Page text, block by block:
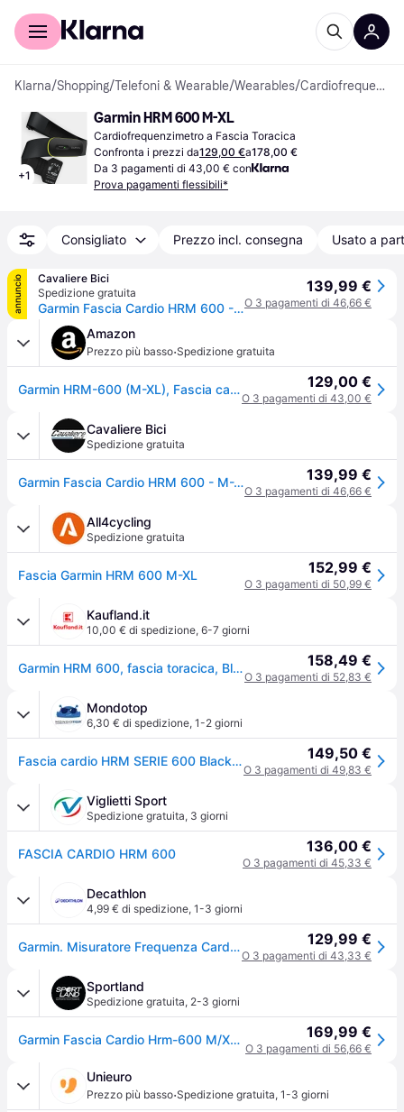
Per il tuo shopping
Klarna/Shopping/Telefoni & Wearable/Wearables/ Cardiofrequenzimetri a Fascia Toracica
+1
Garmin HRM 600 M-XL
Cardiofrequenzimetro a Fascia Toracica
Confronta i prezzi da129,00 €a178,00 €
Da 3 pagamenti di 43,00 € con
Prova pagamenti flessibili*
Consigliato Prezzo incl. consegna Usato a
annuncio
Cavaliere Bici
Spedizione gratuita
Garmin Fascia Cardio HRM 600 - M-XL
139,99 €
O 3 pagamenti di 46,66 €
Amazon
Prezzo più basso·Spedizione gratuita
Garmin HRM-600 (M-XL), Fascia cardio, Bluetooth e ANT+, Multisport, Nuoto, Dinamiche di corsa, HRV, Batteria ricaricabile, Autonomia fino a 2 mesi, Lavabile in lavatrice 129,00 €
O 3 pagamenti di 43,00 €
Cavaliere Bici
Spedizione gratuita
Garmin Fascia Cardio HRM 600 - M-XL 139,99 €
O 3 pagamenti di 46,66 €
All4cycling
Spedizione gratuita
Fascia Garmin HRM 600 M-XL 152,99 €
O 3 pagamenti di 50,99 €
Kaufland.it
10,00 € di spedizione, 6-7 giorni
Garmin HRM 600, fascia toracica, Bluetooth/ANT+, nero, 3 m, 72 - 106 cm, 0 - 40 °C 158,49 €
O 3 pagamenti di 52,83 €
Mondotop
6,30 € di spedizione, 1-2 giorni
Fascia cardio HRM SERIE 600 Black 010 13383 00 149,50 €
O 3 pagamenti di 49,83 €
Viglietti Sport
Spedizione gratuita, 3 giorni
FASCIA CARDIO HRM 600 136,00 €
O 3 pagamenti di 45,33 €
Decathlon
4,99 € di spedizione, 1-3 giorni
Garmin. Misuratore Frequenza Cardiaca Hrm 600 M-xl Cardiofrequenzimetro Ritiro Gratis - Senza taglia 129,99 €
O 3 pagamenti di 43,33 €
Sportland
Spedizione gratuita, 2-3 giorni
Garmin Fascia Cardio Hrm-600 M/XL M/XL 169,99 €
O 3 pagamenti di 56,66 €
Unieuro
Prezzo più basso·Spedizione gratuita, 1-3 giorni